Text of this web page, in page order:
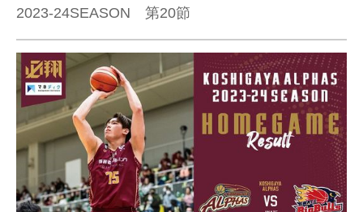
2023-24SEASON 第20節